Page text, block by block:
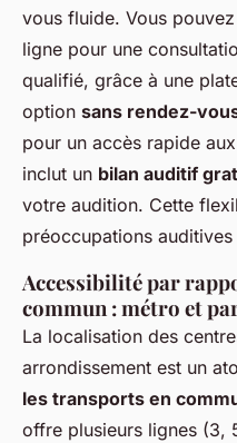
vous fluide. Vous
ligne pour une
qualifié, grâce à une
option sans rendez-
pour un accès rapide
inclut un bilan auditif
votre audition. Cette
préoccupations auditives
Accessibilité par
commun : métro et
La localisation des
arrondissement est un
les transports en
offre plusieurs lignes (3,